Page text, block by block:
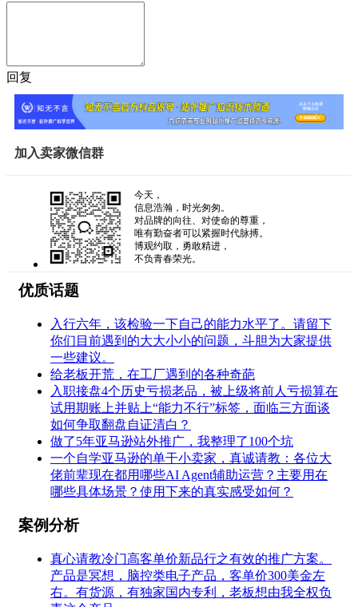
回复
加入卖家微信群
今天，
信息浩瀚，时光匆匆。
对品牌的向往、对使命的尊重，
唯有勤奋者可以紧握时代脉搏。
博观约取，勇敢精进，
不负青春荣光。
优质话题
入行六年，该检验一下自己的能力水平了。请留下
你们目前遇到的大大小小的问题，斗胆为大家提供
一些建议。
给老板开荒，在工厂遇到的各种奇葩
入职接盘4个历史亏损老品，被上级将前人亏损算在
试用期账上并贴上“能力不行”标签，面临三方面谈
如何争取翻盘自证清白？
做了5年亚马逊站外推广，我整理了100个坑
一个自学亚马逊的单干小卖家，真诚请教：各位大
佬前辈现在都用哪些AI Agent辅助运营？主要用在
哪些具体场景？使用下来的真实感受如何？
案例分析
真心请教冷门高客单价新品行之有效的推广方案。
产品是冥想，脑控类电子产品，客单价300美金左
右。有货源，有独家国内专利，老板想由我全权负